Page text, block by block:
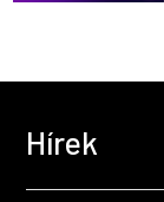
Hírek